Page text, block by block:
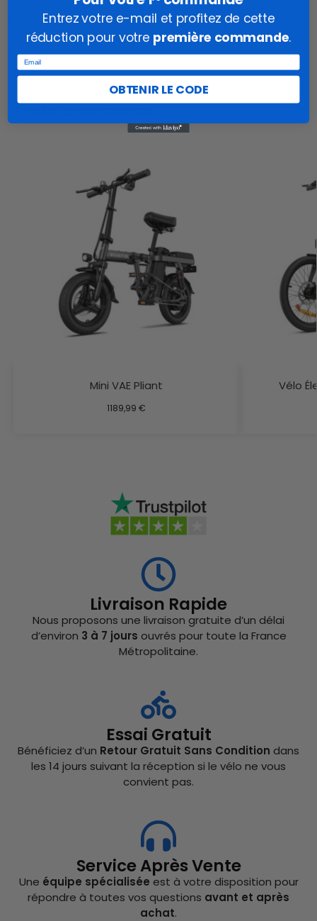
Pour conclure, notreVélo Électrique Portatifreprésente
une solution de transport moderne etadaptéeaux
exigences de la vie contemporaine.
Produits similaires
Mini VAE Pliant
1189,99€
Vélo
Livraison Rapide
Nous proposons une livraison gratuite d’un délai
d’environ 3 à 7 jours ouvrés pour toute la France
Métropolitaine.
Essai Gratuit
Bénéficiez d’un Retour Gratuit Sans Condition dans
les 14 jours suivant la réception si le vélo ne vous
convient pas.
Service Après Vente
Une équipe spécialisée est à votre disposition pour
répondre à toutes vos questions avant et après
achat.
Entrez votre e-mail et profitez de cette
réduction pour votre première commande.
Email
OBTENIR LE CODE